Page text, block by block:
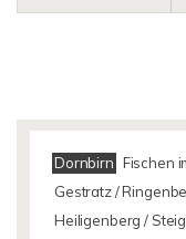
Dornbirn Fischen
Gestratz /
Heiligenberg /